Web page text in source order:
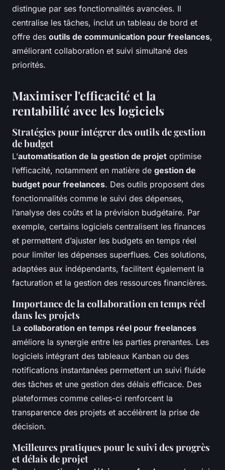
distingue par ses fonctionnalités avancées. Il
centralise les tâches, inclut un tableau de bord et
offre des outils de communication pour freelances,
améliorant collaboration et suivi simultané des
priorités.
Maximiser l'efficacité et la
rentabilité avec les logiciels
Stratégies pour intégrer des outils de gestion
de budget
L’automatisation de la gestion de projet optimise
l’efficacité, notamment en matière de gestion de
budget pour freelances. Des outils proposent des
fonctionnalités comme le suivi des dépenses,
l’analyse des coûts et la prévision budgétaire. Par
exemple, certains logiciels centralisent les finances
et permettent d’ajuster les budgets en temps réel
pour limiter les dépenses superflues. Ces solutions,
adaptées aux indépendants, facilitent également la
facturation et la gestion des ressources financières.
Importance de la collaboration en temps réel
dans les projets
La collaboration en temps réel pour freelances
améliore la synergie entre les parties prenantes. Les
logiciels intégrant des tableaux Kanban ou des
notifications instantanées permettent un suivi fluide
des tâches et une gestion des délais efficace. Des
plateformes comme celles-ci renforcent la
transparence des projets et accélèrent la prise de
décision.
Meilleures pratiques pour le suivi des progrès
et délais de projet